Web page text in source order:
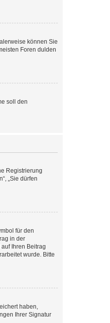
können Sie
Foren dulden
soll den
Registrierung
„Sie dürfen
für den
in der
Ihren Beitrag
wurde. Bitte
haben,
Ihrer Signatur